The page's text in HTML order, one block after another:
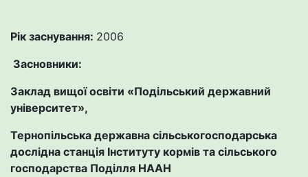
Рік заснування: 2006
Засновники:
Заклад вищої освіти «Подільський державний
університет»,
Тернопільська державна сільськогосподарська
дослідна станція Інституту кормів та сільського
господарства Поділля НААН